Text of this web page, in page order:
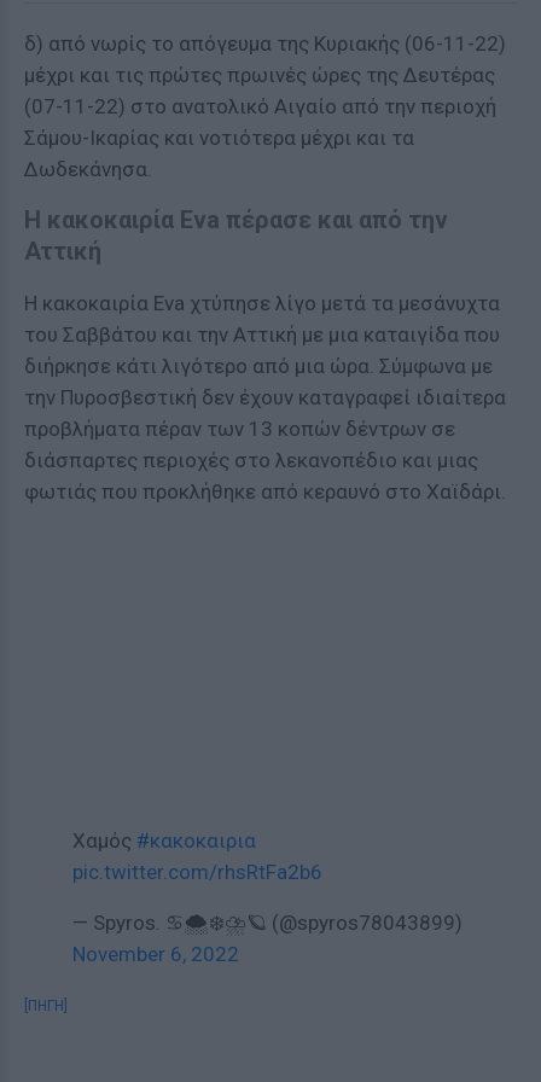
δ) από νωρίς το απόγευμα της Κυριακής (06-11-22)
μέχρι και τις πρώτες πρωινές ώρες της Δευτέρας
(07-11-22) στο ανατολικό Αιγαίο από την περιοχή
Σάμου-Ικαρίας και νοτιότερα μέχρι και τα
Δωδεκάνησα.
Η κακοκαιρία Eva πέρασε και από την
Αττική
Η κακοκαιρία Eva χτύπησε λίγο μετά τα μεσάνυχτα
του Σαββάτου και την Αττική με μια καταιγίδα που
διήρκησε κάτι λιγότερο από μια ώρα. Σύμφωνα με
την Πυροσβεστική δεν έχουν καταγραφεί ιδιαίτερα
προβλήματα πέραν των 13 κοπών δέντρων σε
διάσπαρτες περιοχές στο λεκανοπέδιο και μιας
φωτιάς που προκλήθηκε από κεραυνό στο Χαϊδάρι.
Χαμός #κακοκαιρια
pic.twitter.com/rhsRtFa2b6
— Spyros. ♋🌨️❄️⛈️🪐 (@spyros78043899)
November 6, 2022
[ΠΗΓΗ]